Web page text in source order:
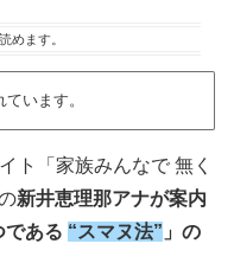
めます。
います。
ト「家族みんなで 無く
新井恵理那アナが案内
である “スマヌ法” 」の